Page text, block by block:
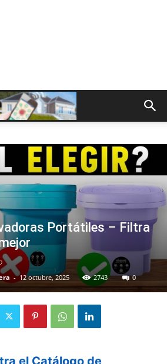
Portátiles – Filtra
- 12 octubre, 2025 2743 0